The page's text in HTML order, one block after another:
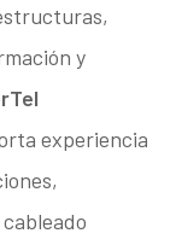
y
experiencia